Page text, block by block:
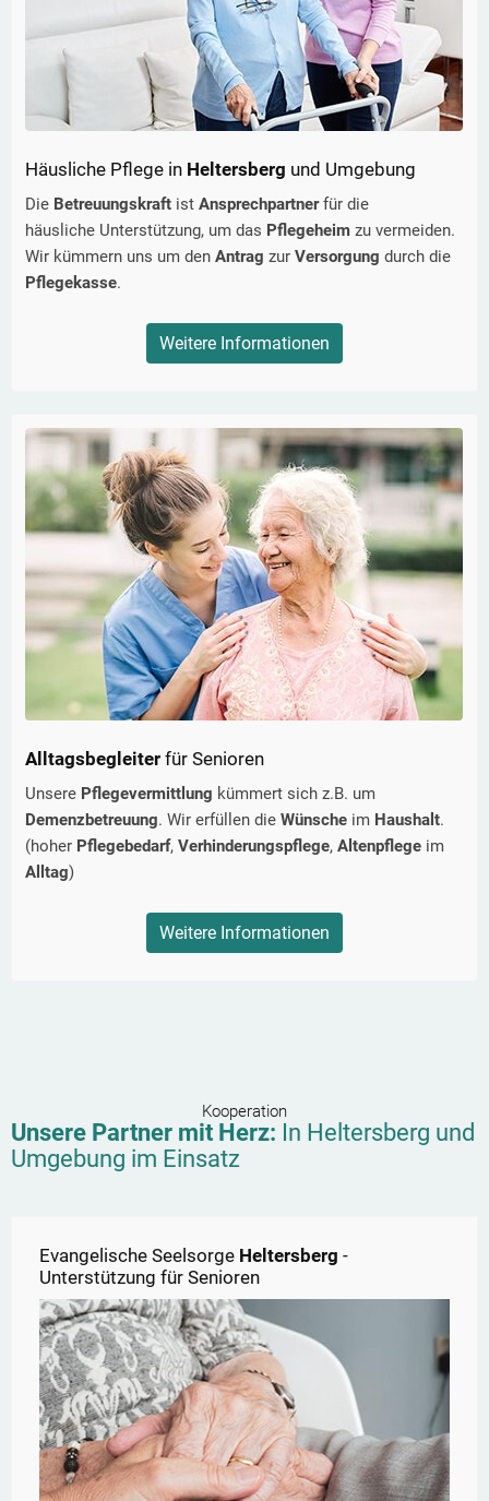
Häusliche Pflege in Heltersberg und Umgebung
Die Betreuungskraft ist Ansprechpartnerfür die
häusliche Unterstützung, um das Pflegeheim zu vermeiden.
Wir kümmern uns um den Antrag zur Versorgung durch die
Pflegekasse.
Weitere Informationen
Alltagsbegleiter für Senioren
Unsere Pflegevermittlung kümmert sich z.B. um
Demenzbetreuung. Wir erfüllen die Wünsche im Haushalt.
(hoher Pflegebedarf, Verhinderungspflege, Altenpflege im
Alltag)
Weitere Informationen
Kooperation
Unsere Partner mit Herz: In Heltersberg und
Umgebung im Einsatz
Evangelische Seelsorge Heltersberg -
Unterstützung für Senioren